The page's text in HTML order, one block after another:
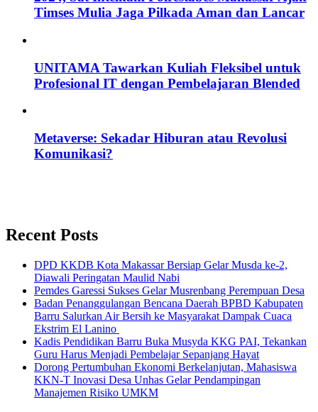
Timses Mulia Jaga Pilkada Aman dan Lancar
UNITAMA Tawarkan Kuliah Fleksibel untuk
Profesional IT dengan Pembelajaran Blended
Metaverse: Sekadar Hiburan atau Revolusi
Komunikasi?
Recent Posts
DPD KKDB Kota Makassar Bersiap Gelar Musda ke-2,
Diawali Peringatan Maulid Nabi
Pemdes Garessi Sukses Gelar Musrenbang Perempuan Desa
Badan Penanggulangan Bencana Daerah BPBD Kabupaten
Barru Salurkan Air Bersih ke Masyarakat Dampak Cuaca
Ekstrim El Lanino
Kadis Pendidikan Barru Buka Musyda KKG PAI, Tekankan
Guru Harus Menjadi Pembelajar Sepanjang Hayat
Dorong Pertumbuhan Ekonomi Berkelanjutan, Mahasiswa
KKN-T Inovasi Desa Unhas Gelar Pendampingan
Manajemen Risiko UMKM